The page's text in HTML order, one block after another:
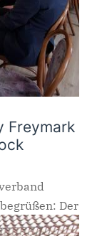
Freymark
Der
gab